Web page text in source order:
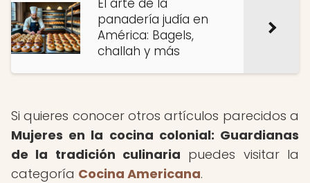
El arte de la
panadería judía en
América: Bagels,
challah y más
Si quieres conocer otros artículos parecidos a
Mujeres en la cocina colonial: Guardianas
de la tradición culinaria puedes visitar la
categoría Cocina Americana.